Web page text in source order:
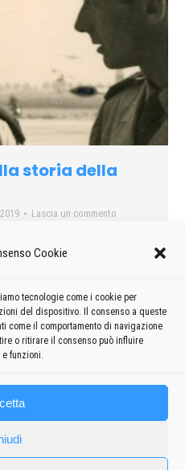
Cookie
tecnologie come i cookie per
del dispositivo. Il consenso a queste
come il comportamento di navigazione
o ritirare il consenso può influire
funzioni.
storia della
Lascia un commento
il 55.mo anniversario della
rinvigorito l’orgoglio della
della Pattuglia acrobatica
compiute in tutto il